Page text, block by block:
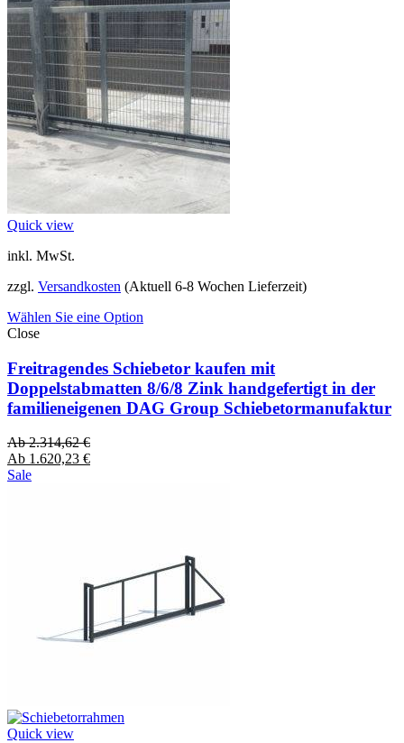
Quick view
inkl. MwSt.
zzgl. Versandkosten (Aktuell 6-8 Wochen Lieferzeit)
Wählen Sie eine Option
Close
Freitragendes Schiebetor kaufen mit
Doppelstabmatten 8/6/8 Zink handgefertigt in der
familieneigenen DAG Group Schiebetormanufaktur
Ab2.314,62€
Ab 1.620,23 €
Sale
Quick view